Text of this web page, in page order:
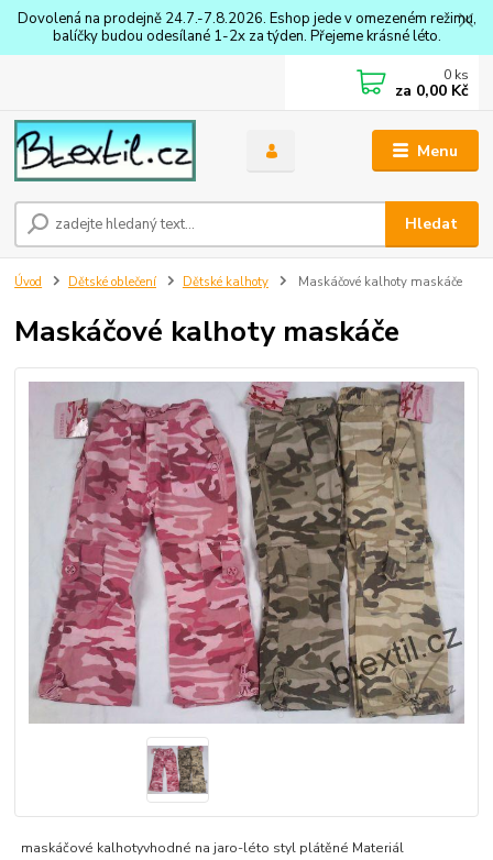
Dovolená na prodejně 24.7.-7.8.2026. Eshop jede v omezeném režimu,
balíčky budou odesílané 1-2x za týden. Přejeme krásné léto.
Menu
Hledat
0 ks
za 0,00 Kč
Úvod Dětské oblečení Dětské kalhoty Maskáčové kalhoty maskáče
Maskáčové kalhoty maskáče
maskáčové kalhotyvhodné na jaro-léto styl plátěné Materiál